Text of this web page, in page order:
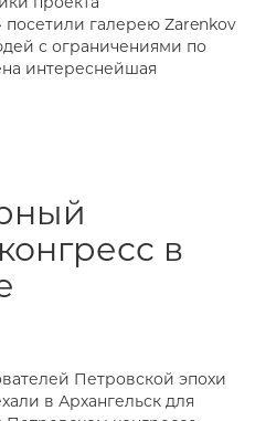
посетили галерею Zarenkov
с ограничениями по
интереснейшая
в
Петровской эпохи
в Архангельск для